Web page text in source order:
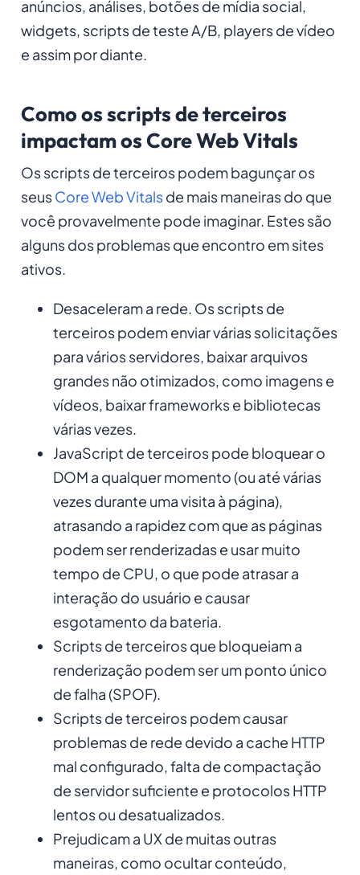
anúncios, análises, botões de mídia social,
widgets, scripts de teste A/B, players de vídeo
e assim por diante.
Como os scripts de terceiros
impactam os Core Web Vitals
Os scripts de terceiros podem bagunçar os
seusCore Web Vitalsde mais maneiras do que
você provavelmente pode imaginar. Estes são
alguns dos problemas que encontro em sites
ativos.
Desaceleram a rede. Os scripts de
terceiros podem enviar várias solicitações
para vários servidores, baixar arquivos
grandes não otimizados, como imagens e
vídeos, baixar frameworks e bibliotecas
várias vezes.
JavaScript de terceiros pode bloquear o
DOM a qualquer momento (ou até várias
vezes durante uma visita à página),
atrasando a rapidez com que as páginas
podem ser renderizadas e usar muito
tempo de CPU, o que pode atrasar a
interação do usuário e causar
esgotamento da bateria.
Scripts de terceiros que bloqueiam a
renderização podem ser um ponto único
de falha (SPOF).
Scripts de terceiros podem causar
problemas de rede devido a cache HTTP
mal configurado, falta de compactação
de servidor suficiente e protocolos HTTP
lentos ou desatualizados.
Prejudicam a UX de muitas outras
maneiras, como ocultar conteúdo,